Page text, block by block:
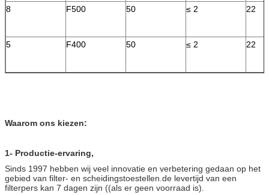
8 F500 50 ≤ 2 22
5 F400 50 ≤ 2 22
Waarom ons kiezen:
1- Productie-ervaring,
Sinds 1997 hebben wij veel innovatie en verbetering gedaan op het
gebied van filter- en scheidingstoestellen.de levertijd van een
filterpers kan 7 dagen zijn ((als er geen voorraad is).